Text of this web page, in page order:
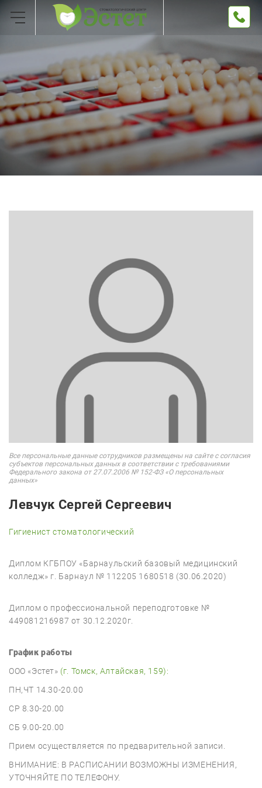
Все персональные данные сотрудников размещены на сайте с согласия
субъектов персональных данных в соответствии с требованиями
Федерального закона от 27.07.2006 № 152-ФЗ «О персональных
данных»
Левчук Сергей Сергеевич
Гигиенист стоматологический
Диплом КГБПОУ «Барнаульский базовый медицинский
колледж» г. Барнаул № 112205 1680518 (30.06.2020)
Диплом о профессиональной переподготовке №
449081216987 от 30.12.2020г.
График работы
ООО «Эстет» (г. Томск, Алтайская, 159):
ПН,ЧТ 14.30-20.00
СР 8.30-20.00
СБ 9.00-20.00
Прием осуществляется по предварительной записи.
ВНИМАНИЕ: В РАСПИСАНИИ ВОЗМОЖНЫ ИЗМЕНЕНИЯ,
УТОЧНЯЙТЕ ПО ТЕЛЕФОНУ.